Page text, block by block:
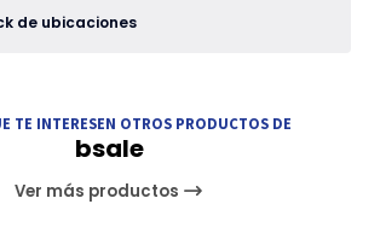
de ubicaciones
TE INTERESEN OTROS PRODUCTOS DE
bsale
Ver más productos